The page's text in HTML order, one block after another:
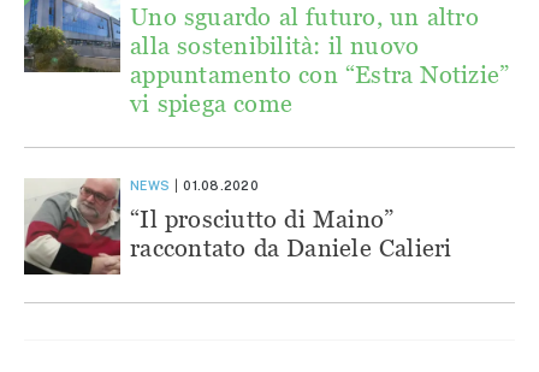
Uno sguardo al futuro, un altro
alla sostenibilità: il nuovo
appuntamento con “Estra Notizie”
vi spiega come
NEWS 01.08.2020
“Il prosciutto di Maino”
raccontato da Daniele Calieri